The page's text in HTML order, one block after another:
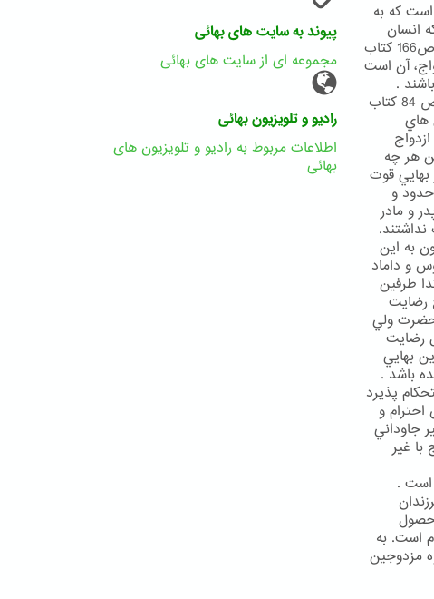
كه به
انسان
بايد به نحوي عامل گردد كه سبب راحت و آسايش خود و همسرش باشد .(ص166 كتاب
آن است
.
نامزد شدن با دختري كه به سن بلوغ نرسيده در ديانت بهايي جايز نيست(ص 84 كتاب
هاي
هر چه
قوت
حدود و
و مادر
به اين
و داماد
طرفين
رضايت
ملحقات) حضرت ولي
رضايت
بهايي
باشد .
پذيرد
و
جاوداني
با غير
است .
حصول
است. به
مزدوجين
پیوند به سایت های بهائی
مجموعه ای از سایت های بهائی
رادیو و تلویزیون بهائی
اطلاعات مربوط به رادیو و تلویزیون های
بهائی